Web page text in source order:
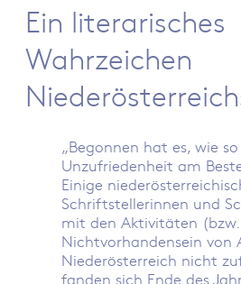
Ein literarisches
Wahrzeichen
„Begonnen hat es, wie
Unzufriedenheit am
Einige
Schriftstellerinnen und
mit den Aktivitäten
Nichtvorhandensein von
Niederösterreich nicht
fanden sich Ende des